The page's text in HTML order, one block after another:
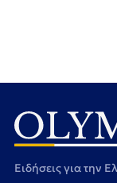
Ειδήσεις για την